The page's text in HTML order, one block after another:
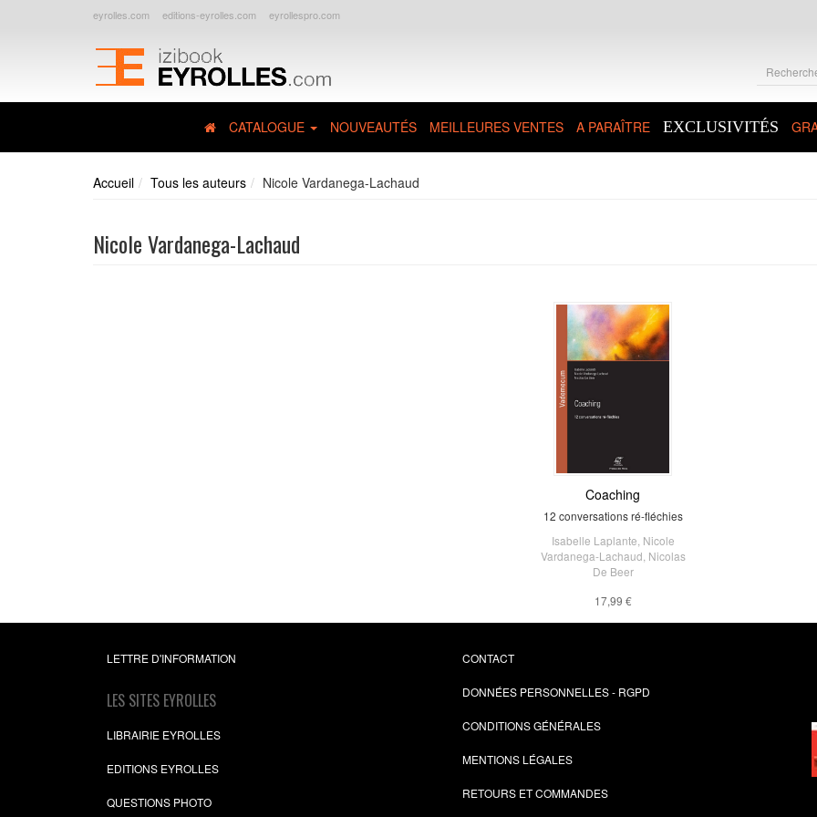
eyrolles.com editions-eyrolles.com eyrollespro.com
CATALOGUE NOUVEAUTÉS MEILLEURES VENTES A PARAÎTRE EXCLUSIVITÉS
Accueil Tous les auteurs Nicole Vardanega-Lachaud
Nicole Vardanega-Lachaud
Coaching
12 conversations ré-fléchies
Isabelle Laplante Nicole
Vardanega-Lachaud Nicolas
De Beer
17,99 €
LETTRE D'INFORMATION
LES SITES EYROLLES
LIBRAIRIE EYROLLES
EDITIONS EYROLLES
QUESTIONS PHOTO
CONTACT
DONNÉES PERSONNELLES - RGPD
CONDITIONS GÉNÉRALES
MENTIONS LÉGALES
RETOURS ET COMMANDES